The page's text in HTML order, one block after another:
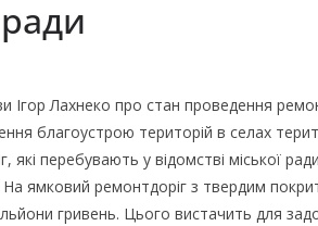
Ігор Лахнеко про стан проведення
благоустрою територій в селах
які перебувають у відомстві міської
ямковий ремонтдоріг з твердим
гривень. Цього вистачить для